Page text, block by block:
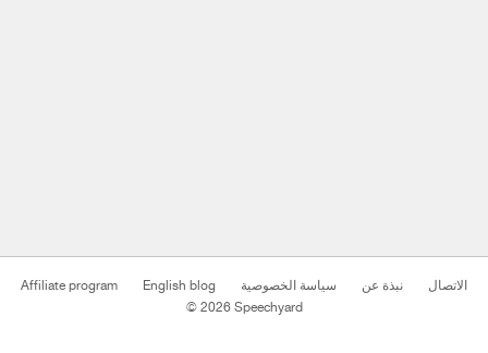
Affiliate program English blog سياسة الخصوصية نبذة عن
الاتصال
© 2026 Speechyard